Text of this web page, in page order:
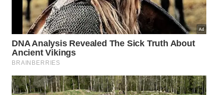
No texto associado a Lao Zi, o wu wei aparece
como ideia central e literalmente pode ser lido
como “não ação”, “não impor” ou atuação
espontânea. A proposta não é paralisia, mas reduzir
atrito, excesso e vontade de forçar cada etapa com